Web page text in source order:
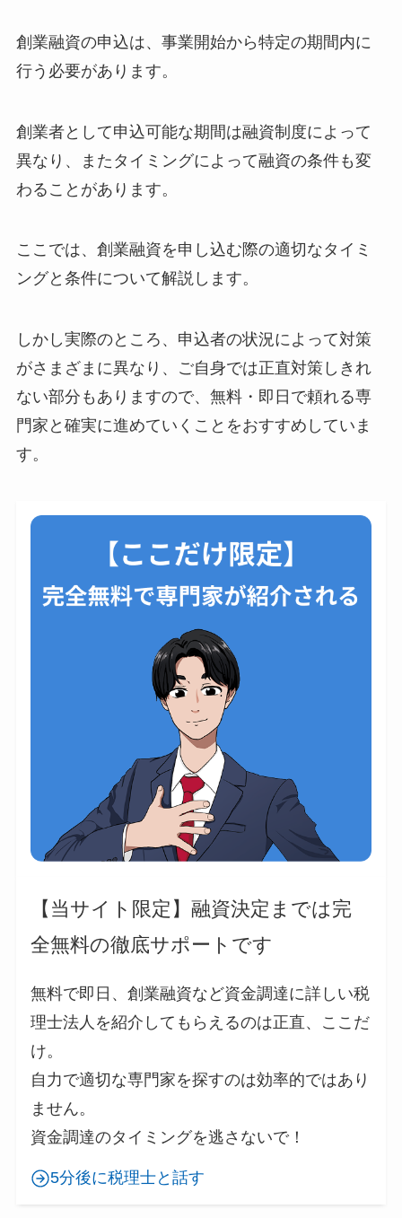
創業融資の申込は、事業開始から特定の期間内に
行う必要があります。
創業者として申込可能な期間は融資制度によって
異なり、またタイミングによって融資の条件も変
わることがあります。
ここでは、創業融資を申し込む際の適切なタイミ
ングと条件について解説します。
しかし実際のところ、申込者の状況によって対策
がさまざまに異なり、ご自身では正直対策しきれ
ない部分もありますので、無料・即日で頼れる専
門家と確実に進めていくことをおすすめしていま
す。
【当サイト限定】融資決定までは完
全無料の徹底サポートです
無料で即日、創業融資など資金調達に詳しい税
理士法人を紹介してもらえるのは正直、ここだ
け。
自力で適切な専門家を探すのは効率的ではあり
ません。
資金調達のタイミングを逃さないで！
5分後に税理士と話す